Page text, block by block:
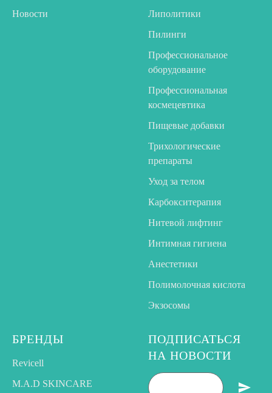
Новости
Липолитики
Пилинги
Профессиональное
оборудование
Профессиональная
космецевтика
Пищевые добавки
Трихологические
препараты
Уход за телом
Карбокситерапия
Нитевой лифтинг
Интимная гигиена
Анестетики
Полимолочная кислота
Экзосомы
БРЕНДЫ
Revicell
M.A.D SKINCARE
ПОДПИСАТЬСЯ
НА НОВОСТИ